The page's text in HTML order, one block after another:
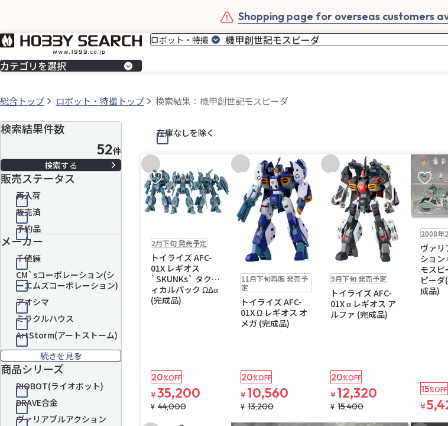
Shopping page for overseas customers
カテゴリを選択
総合トップ ロボット・特撮トップ 検索結果：機甲創世記モスピーダ
検索結果件数
52件
販売ステータス
再入荷
販売済
予約品
メーカー
千値練
CM`sコーポレーション(シ
ーエムズコーポレーション)
アオシマ
ミラクルハウス
ArtStorm(アートストーム)
続きを見る
商品シリーズ
RIOBOT(ライオボット)
BRAVE合金
ヴァリアブルアクション
在庫なしを除く
お気に入りに追加
2月下旬 発売予定
トイライズ AFC-
01X レギオス
`SKUNKs` タクテ
ィカルパック ΩΔα
(完成品)
20%OFF
¥35,200
¥ 44,000
お気に入りに追加
11月下旬再販 発売予
定
トイライズ AFC-
01X Ω レギオス オ
メガ (完成品)
20%OFF
¥ 10,560
¥ 13,200
お気に入りに追加
9月下旬 発売予定
トイライズ AFC-
01X α レギオス ア
ルファ (完成品)
20%OFF
¥ 12,320
¥ 15,400
お気に
2008年
ヴァリ
ション
モス
ピー
成品)
15%OFF
¥